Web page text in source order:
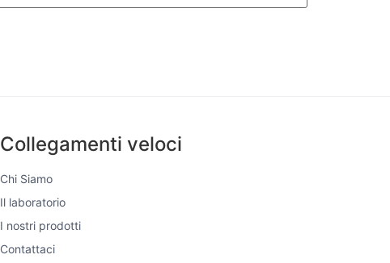
Collegamenti veloci
Chi Siamo
Il laboratorio
I nostri prodotti
Contattaci